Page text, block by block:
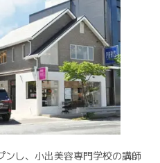
ンし、小出美容専門学校の講師